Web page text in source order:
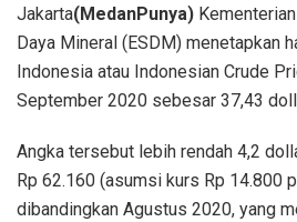
Jakarta(MedanPunya)
Daya Mineral (ESDM) menetapkan
Indonesia atau Indonesian Crude
September 2020 sebesar 37,43
Angka tersebut lebih rendah 4,2
Rp 62.160 (asumsi kurs Rp 14.800
dibandingkan Agustus 2020, yang